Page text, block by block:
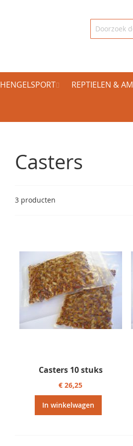
HENGELSPORT REPTIELEN &
Casters
3producten
Casters 10 stuks
€ 26,25
In winkelwagen